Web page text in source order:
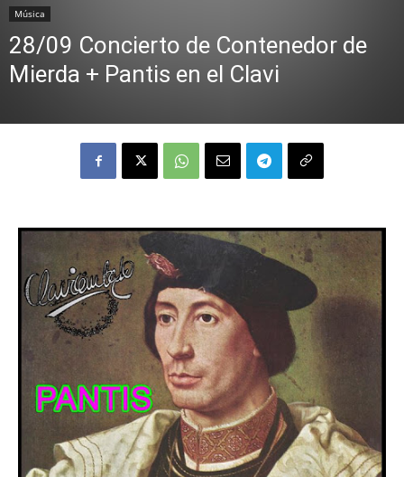
Música
28/09 Concierto de Contenedor de
Mierda + Pantis en el Clavi